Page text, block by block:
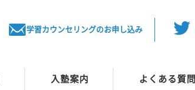
学習カウンセリングのお申し込み
入塾案内 よくある質問